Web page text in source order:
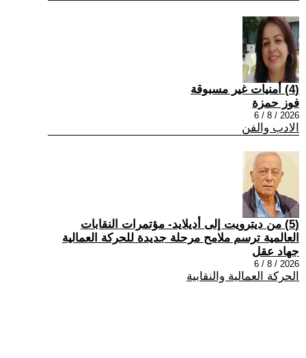
(4) أمنيات غير مسبوقة
فوز حمزة
2026 / 8 / 6
الادب والفن
(5) من ديترويت إلى أديلايد- مؤتمرات النقابات
العالمية ترسم ملامح مرحلة جديدة للحركة العمالية
جهاد عقل
2026 / 8 / 6
الحركة العمالية والنقابية